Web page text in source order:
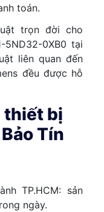
toán.
trọn đời cho
5ND32-0XB0 tại
liên quan đến
đều được hỗ
thiết bị
Tín
TP.HCM: sản
ngày.